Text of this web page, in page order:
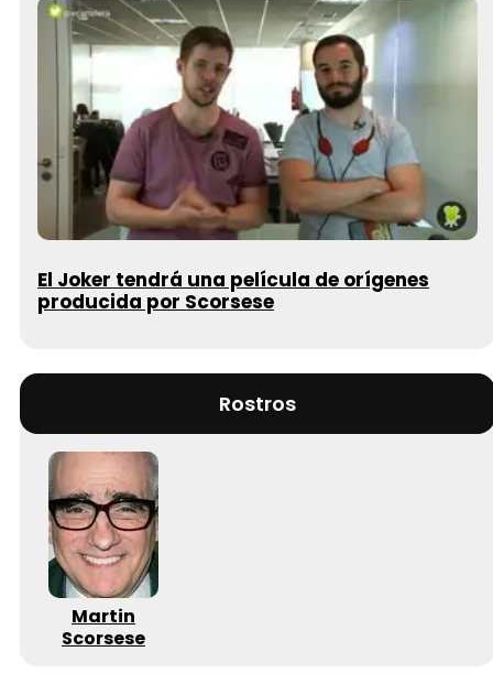
El Joker tendrá una película de orígenes
producida por Scorsese
Rostros
Martin
Scorsese